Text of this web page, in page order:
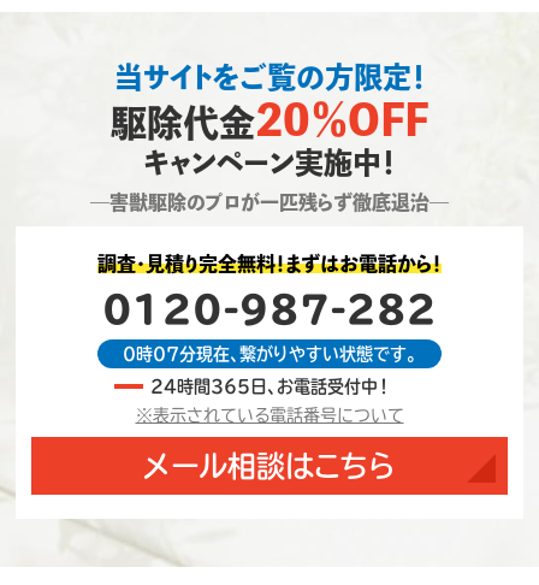
当サイトをご覧の方限定！
駆除代金20％OFF
キャンペーン実施中！
―害獣駆除のプロが一匹残らず徹底退治―
調査・見積り完全無料！まずはお電話から！
0120-987-282
0時07分現在、繋がりやすい状態です。
24時間365日、お電話受付中！
※表示されている電話番号について
メール相談はこちら